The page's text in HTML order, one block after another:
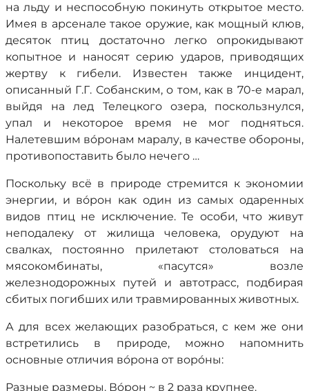
на льду и неспособную покинуть открытое место.
Имея в арсенале такое оружие, как мощный клюв,
десяток птиц достаточно легко опрокидывают
копытное и наносят серию ударов, приводящих
жертву к гибели. Известен также инцидент,
описанный Г.Г. Собанским, о том, как в 70-е марал,
выйдя на лед Телецкого озера, поскользнулся,
упал и некоторое время не мог подняться.
Налетевшим вóронам маралу, в качестве обороны,
противопоставить было нечего …
Поскольку всё в природе стремится к экономии
энергии, и во́рон как один из самых одаренных
видов птиц не исключение. Те особи, что живут
неподалеку от жилища человека, орудуют на
свалках, постоянно прилетают столоваться на
мясокомбинаты, «пасутся» возле
железнодорожных путей и автотрасс, подбирая
сбитых погибших или травмированных животных.
А для всех желающих разобраться, с кем же они
встретились в природе, можно напомнить
основные отличия вóрона от ворóны:
Разные размеры. Вóрон ~ в 2 раза крупнее.